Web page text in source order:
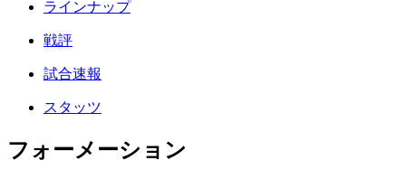
ラインナップ
戦評
試合速報
スタッツ
フォーメーション